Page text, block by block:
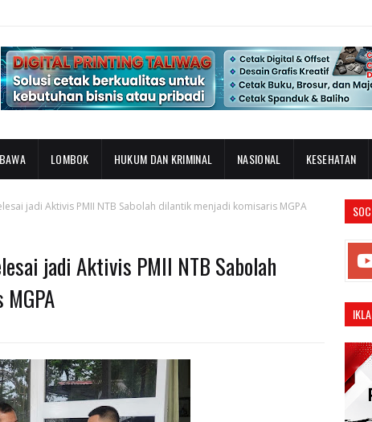
LOMBOK HUKUM DAN KRIMINAL NASIONAL KESEHATAN
jadi Aktivis PMII NTB Sabolah dilantik menjadi komisaris MGPA
jadi Aktivis PMII NTB Sabolah